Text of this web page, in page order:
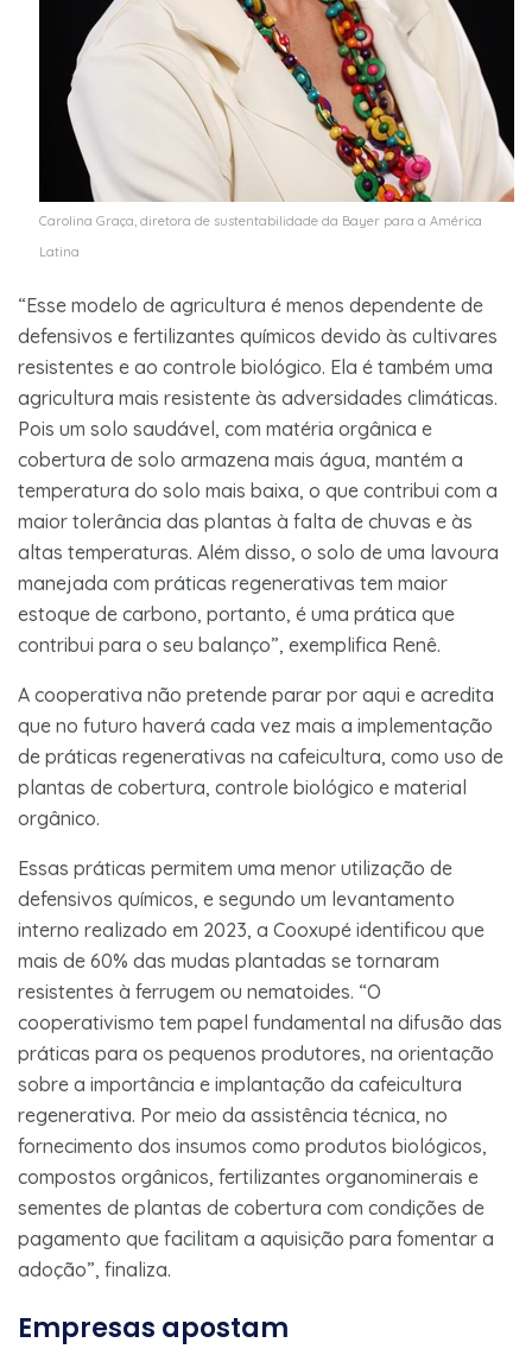
Carolina Graça, diretora de sustentabilidade da Bayer para a América
Latina
“Esse modelo de agricultura é menos dependente de
defensivos e fertilizantes químicos devido às cultivares
resistentes e ao controle biológico. Ela é também uma
agricultura mais resistente às adversidades climáticas.
Pois um solo saudável, com matéria orgânica e
cobertura de solo armazena mais água, mantém a
temperatura do solo mais baixa, o que contribui com a
maior tolerância das plantas à falta de chuvas e às
altas temperaturas. Além disso, o solo de uma lavoura
manejada com práticas regenerativas tem maior
estoque de carbono, portanto, é uma prática que
contribui para o seu balanço”, exemplifica Renê.
A cooperativa não pretende parar por aqui e acredita
que no futuro haverá cada vez mais a implementação
de práticas regenerativas na cafeicultura, como uso de
plantas de cobertura, controle biológico e material
orgânico.
Essas práticas permitem uma menor utilização de
defensivos químicos, e segundo um levantamento
interno realizado em 2023, a Cooxupé identificou que
mais de 60% das mudas plantadas se tornaram
resistentes à ferrugem ou nematoides. “O
cooperativismo tem papel fundamental na difusão das
práticas para os pequenos produtores, na orientação
sobre a importância e implantação da cafeicultura
regenerativa. Por meio da assistência técnica, no
fornecimento dos insumos como produtos biológicos,
compostos orgânicos, fertilizantes organominerais e
sementes de plantas de cobertura com condições de
pagamento que facilitam a aquisição para fomentar a
adoção”, finaliza.
Empresas apostam